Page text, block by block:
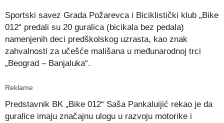
Sportski savez Grada Požarevca i Biciklistički klub „Bike
012“ predali su 20 guralica (bicikala bez pedala)
namenjenih deci predškolskog uzrasta, kao znak
zahvalnosti za učešće mališana u međunarodnoj trci
„Beograd – Banjaluka“.
Reklame
Predstavnik BK „Bike 012“ Saša Pankaluijić rekao je da
guralice imaju značajnu ulogu u razvoju motorike i